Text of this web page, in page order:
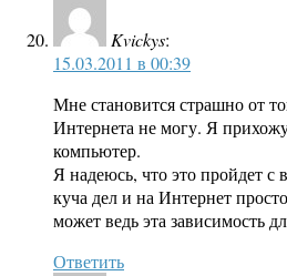
Kvickys:
15.03.2011 в 00:39
Мне становится страшно от
Интернета не могу. Я
компьютер.
Я надеюсь, что это пройдет с
куча дел и на Интернет
может ведь эта зависимость
Ответить